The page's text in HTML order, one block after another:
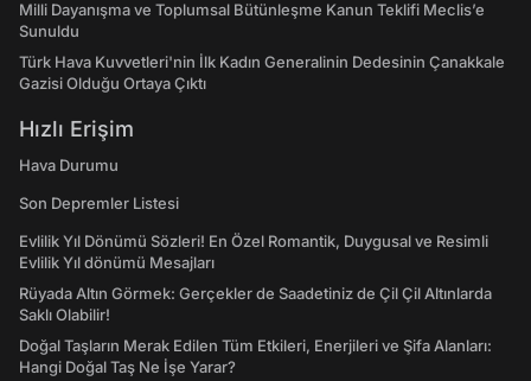
Milli Dayanışma ve Toplumsal Bütünleşme Kanun Teklifi Meclis’e
Sunuldu
Türk Hava Kuvvetleri'nin İlk Kadın Generalinin Dedesinin Çanakkale
Gazisi Olduğu Ortaya Çıktı
Hızlı Erişim
Hava Durumu
Son Depremler Listesi
Evlilik Yıl Dönümü Sözleri! En Özel Romantik, Duygusal ve Resimli
Evlilik Yıl dönümü Mesajları
Rüyada Altın Görmek: Gerçekler de Saadetiniz de Çil Çil Altınlarda
Saklı Olabilir!
Doğal Taşların Merak Edilen Tüm Etkileri, Enerjileri ve Şifa Alanları:
Hangi Doğal Taş Ne İşe Yarar?